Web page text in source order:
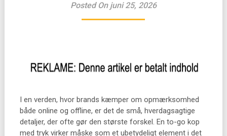
Posted On juni 25, 2026
I en verden, hvor brands kæmper om opmærksomhed
både online og offline, er det de små, hverdagsagtige
detaljer, der ofte gør den største forskel. En to-go kop
med tryk virker måske som et ubetydeligt element i det